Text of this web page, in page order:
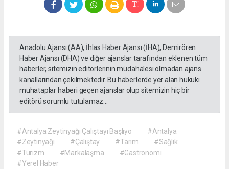
Anadolu Ajansı (AA), İhlas Haber Ajansı (İHA), Demirören
Haber Ajansı (DHA) ve diğer ajanslar tarafından eklenen tüm
haberler, sitemizin editörlerinin müdahalesi olmadan ajans
kanallarından çekilmektedir. Bu haberlerde yer alan hukuki
muhataplar haberi geçen ajanslar olup sitemizin hiç bir
editörü sorumlu tutulamaz...
#Antalya Zeytinyağı Çalıştayı Başlıyo
#Antalya
#Zeytinyağı
#Çalıştay #Tarım
#Sağlık
#Turizm
#Markalaşma
#Gastronomi
#Yerel Haber